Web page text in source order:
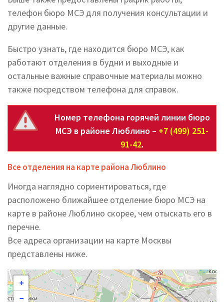
телефон бюро МСЭ для получения консультации и
другие данные.
Быстро узнать, где находится бюро МСЭ, как
работают отделения в будни и выходные и
остальные важные справочные материалы можно
также посредством телефона для справок.
Номер телефона горячей линии бюро
МСЭ в районе Люблино – +7 (499) 251-
91-42.
Все отделения на карте района Люблино
Иногда наглядно сориентироваться, где
расположено ближайшее отделение бюро МСЭ на
карте в районе Люблино скорее, чем отыскать его в
перечне.
Все адреса организации на карте Москвы
представлены ниже.
+
−